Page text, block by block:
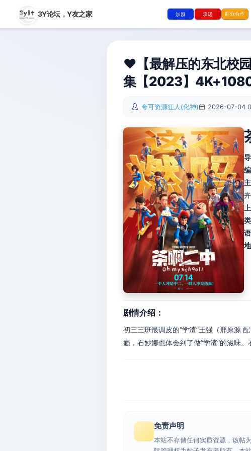
3Y论坛，Y友之家 加群 承诺 商业合作
❤️【最解压的东北校
集【2023】
夸可资源狂人(化神) 2026-07-04
卉
剧情介绍：
初三三班最调皮的“学渣”王强（邢原源
瘾，石妙娜也体会到了做“学渣”的滋味
免责声明
本站不存储任何实质资源，该帖